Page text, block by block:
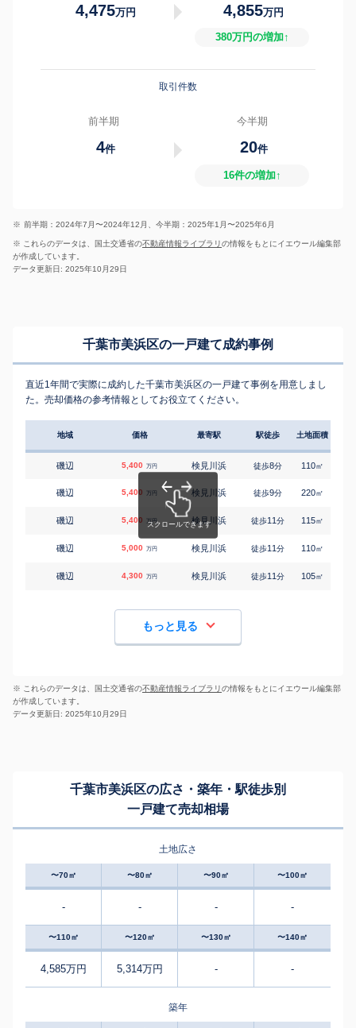
4,475万円 4,855万円
380万円の増加↑
取引件数
前半期
4件
今半期
20件
16件の増加↑
※ 前半期：2024年7月〜2024年12月、今半期：2025年1月〜2025年6月
※ これらのデータは、国土交通省の不動産情報ライブラリの情報をもとにイエウール編集部
が作成しています。
データ更新日: 2025年10月29日
千葉市美浜区の一戸建て成約事例
直近1年間で実際に成約した千葉市美浜区の一戸建て事例を用意しまし
た。売却価格の参考情報としてお役立てください。
地域 価格 最寄駅 駅徒歩 土地面積
磯辺 5,400 万円 検見川浜 徒歩8分 110㎡
磯辺 5,400 万円 検見川浜 徒歩9分 220㎡
磯辺 5,400 万円 検見川浜 徒歩11分 115㎡
磯辺 5,000 万円 検見川浜 徒歩11分 110㎡
磯辺 4,300 万円 検見川浜 徒歩11分 105㎡
もっと見る
※ これらのデータは、国土交通省の不動産情報ライブラリの情報をもとにイエウール編集部
が作成しています。
データ更新日: 2025年10月29日
千葉市美浜区の広さ・築年・駅徒歩別
一戸建て売却相場
土地広さ
〜70㎡ 〜80㎡ 〜90㎡ 〜100㎡
- - - -
〜110㎡ 〜120㎡ 〜130㎡ 〜140㎡
4,585万円 5,314万円 - -
築年